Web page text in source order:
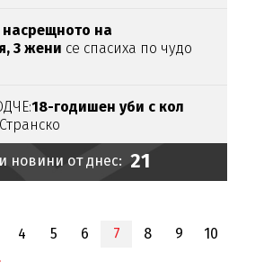
насрещното на
3 жени се спасиха по чудо
18-годишен уби с кол
новини от днес: 21
4 5 6 7 8 9
10